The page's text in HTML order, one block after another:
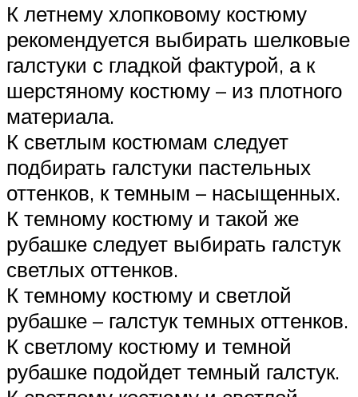
К летнему хлопковому костюму
рекомендуется выбирать шелковые
галстуки с гладкой фактурой, а к
шерстяному костюму – из плотного
материала.
К светлым костюмам следует
подбирать галстуки пастельных
оттенков, к темным – насыщенных.
К темному костюму и такой же
рубашке следует выбирать галстук
светлых оттенков.
К темному костюму и светлой
рубашке – галстук темных оттенков.
К светлому костюму и темной
рубашке подойдет темный галстук.